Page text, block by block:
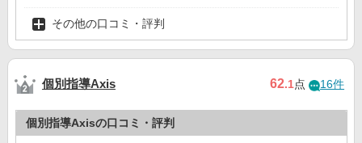
その他の口コミ・評判
個別指導Axis 62.1点 16件
個別指導Axisの口コミ・評判